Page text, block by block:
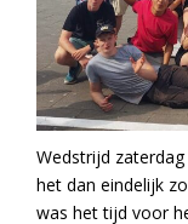
Wedstrijd
het dan eindelijk
was het tijd voor